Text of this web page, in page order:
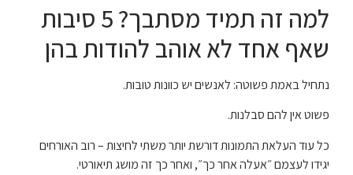
למה זה תמיד מסתבך? 5 סיבות
שאף אחד לא אוהב להודות בהן
נתחיל באמת פשוטה: לאנשים יש כוונות טובות.
פשוט אין להם סבלנות.
כל עוד העלאת התמונות דורשת יותר משתי לחיצות – רוב האורחים
יגידו לעצמם ״אעלה אחר כך״, ואחר כך זה מושג תיאורטי.